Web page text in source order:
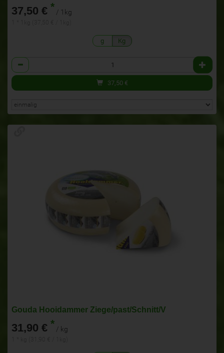
37,50 € * / 1kg
g Kg
Anzahl
37,50 €
Gouda Hooidammer Ziege/past/Schnitt/V
31,90 € * / kg